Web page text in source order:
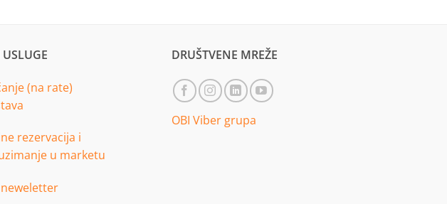
(na rate)
rezervacija i
u marketu
neweletter
DRUŠTVENE MREŽE
OBI Viber grupa